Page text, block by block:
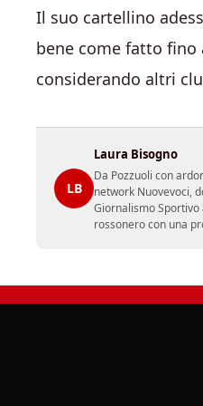
Il suo cartellino
bene come fatto fino
considerando altri
LB
Laura Bisogno
Da Pozzuoli con
network Nuovevoci,
Giornalismo
rossonero con una